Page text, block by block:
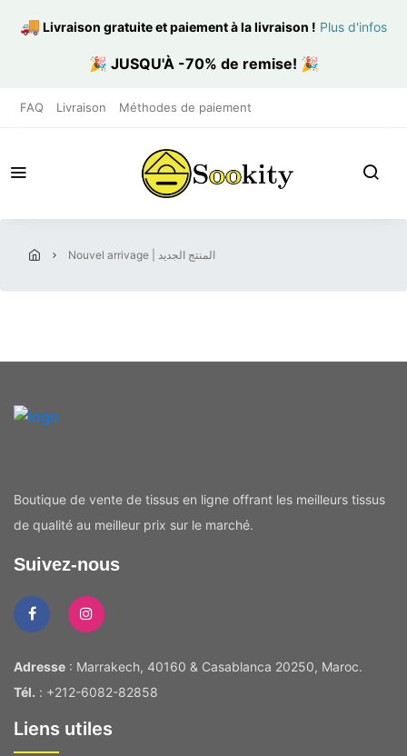
🚚 Livraison gratuite et paiement à la livraison ! Plus d'infos
🎉 JUSQU'À -70% de remise! 🎉
FAQ Livraison Méthodes de paiement
nouvel arrivage | المنتج الجديد
Boutique de vente de tissus en ligne offrant les meilleurs tissus
de qualité au meilleur prix sur le marché.
Suivez-nous
Adresse : Marrakech, 40160 & Casablanca 20250, Maroc.
Tél. : +212-6082-82858
Liens utiles